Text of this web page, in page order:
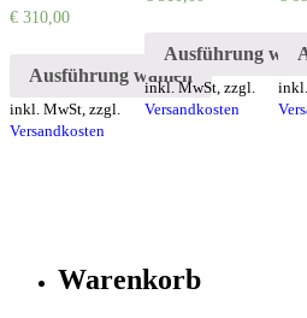
€ 310,00
Ausführung wählen
inkl. MwSt, zzgl.
Versandkosten
Ausführung
inkl. MwSt, zzgl.
Versandkosten
Warenkorb